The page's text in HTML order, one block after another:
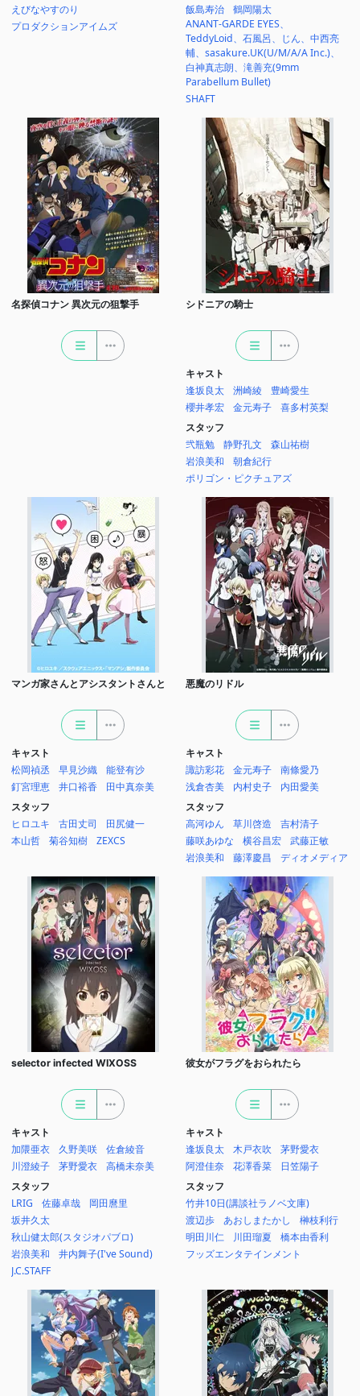
えびなやすのり
プロダクションアイムズ
飯島寿治
鶴岡陽太
ANANT-GARDE EYES、
TeddyLoid、石風呂、じん、中西亮
輔、sasakure.UK(U/M/A/A Inc.)、
白神真志朗、滝善充(9mm
Parabellum Bullet)
SHAFT
名探偵コナン 異次元の狙撃手 シドニアの騎士
キャスト
逢坂良太
洲崎綾
豊崎愛生
櫻井孝宏
金元寿子
喜多村英梨
スタッフ
弐瓶勉
静野孔文
森山祐樹
岩浪美和
朝倉紀行
ポリゴン・ピクチュアズ
マンガ家さんとアシスタントさんと
キャスト
松岡禎丞
早見沙織
能登有沙
釘宮理恵
井口裕香
田中真奈美
スタッフ
ヒロユキ
古田丈司
田尻健一
本山哲
菊谷知樹 ZEXCS
悪魔のリドル
キャスト
諏訪彩花
金元寿子
南條愛乃
浅倉杏美
内村史子
内田愛美
スタッフ
高河ゆん
草川啓造
吉村清子
藤咲あゆな
横谷昌宏
武藤正敏
岩浪美和
藤澤慶昌 ディオメディア
selector infected WIXOSS
キャスト
加隈亜衣
久野美咲
佐倉綾音
川澄綾子
茅野愛衣
高橋未奈美
スタッフ
LRIG
佐藤卓哉
岡田麿里
坂井久太
秋山健太郎(スタジオパブロ)
岩浪美和
井内舞子(I've Sound)
J.C.STAFF
彼女がフラグをおられたら
キャスト
逢坂良太
木戸衣吹
茅野愛衣
阿澄佳奈
花澤香菜
日笠陽子
スタッフ
竹井10日(講談社ラノベ文庫)
渡辺歩
あおしまたかし
榊枝利行
明田川仁
川田瑠夏
橋本由香利
フッズエンタテインメント